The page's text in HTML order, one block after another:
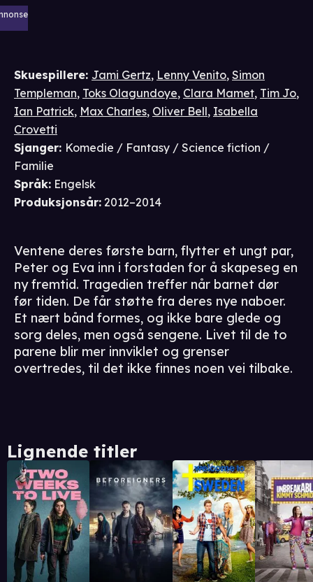
Skuespillere: Jami Gertz, Lenny Venito, Simon
Templeman, Toks Olagundoye, Clara Mamet, Tim Jo,
Ian Patrick, Max Charles, Oliver Bell, Isabella
Crovetti
Sjanger: Komedie / Fantasy / Science fiction /
Familie
Språk: Engelsk
Produksjonsår: 2012–2014
Ventene deres første barn, flytter et ungt par,
Peter og Eva inn i forstaden for å skapeseg en
ny fremtid. Tragedien treffer når barnet dør
før tiden. De får støtte fra deres nye naboer.
Et nært bånd formes, og ikke bare glede og
sorg deles, men også sengene. Livet til de to
parene blir mer innviklet og grenser
overtredes, til det ikke finnes noen vei tilbake.
Lignende titler